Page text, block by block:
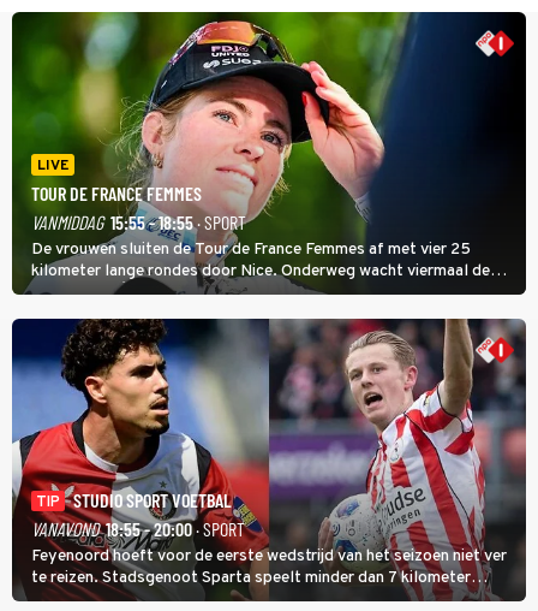
LIVE
TOUR DE FRANCE FEMMES
VANMIDDAG 15:55 - 18:55· SPORT
De vrouwen sluiten de Tour de France Femmes af met vier 25
kilometer lange rondes door Nice. Onderweg wacht viermaal de
zware Col d'Èze. Aan de finish op de Promenade des Anglais krijgt
de eindwinnaar de laatste gele trui.
TIP
STUDIO SPORT VOETBAL
VANAVOND 18:55 - 20:00· SPORT
Feyenoord hoeft voor de eerste wedstrijd van het seizoen niet ver
te reizen. Stadsgenoot Sparta speelt minder dan 7 kilometer
verderop. Feyenoord trok de Spaanse spits Nacho Ferri aan van